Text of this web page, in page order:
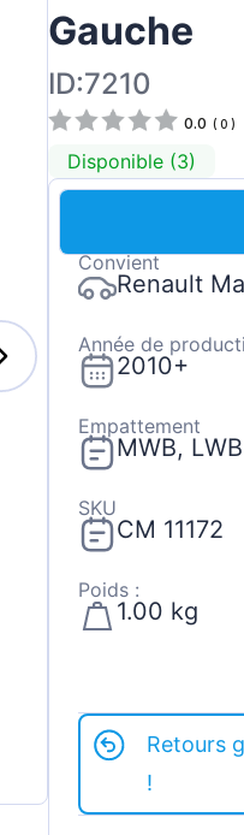
Gauche
ID:7210
0.0 ( 0 )
Disponible (3)
Convient
Renault
Année de
2010+
Empattement
MWB, LWB
SKU
CM 11172
Poids :
1.00 kg
Retours
!